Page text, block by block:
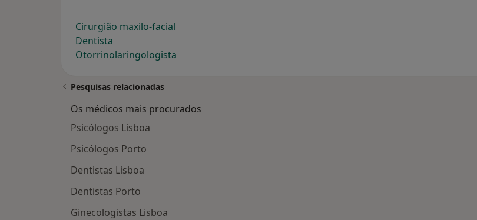
Cirurgião maxilo-facial
Dentista
Otorrinolaringologista
Pesquisas relacionadas
Os médicos mais procurados
Psicólogos Lisboa
Psicólogos Porto
Dentistas Lisboa
Dentistas Porto
Ginecologistas Lisboa